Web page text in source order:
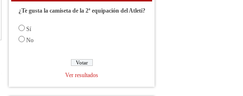
¿Te gusta la camiseta de la 2ª equipación del Atleti?
Sí
No
Ver resultados